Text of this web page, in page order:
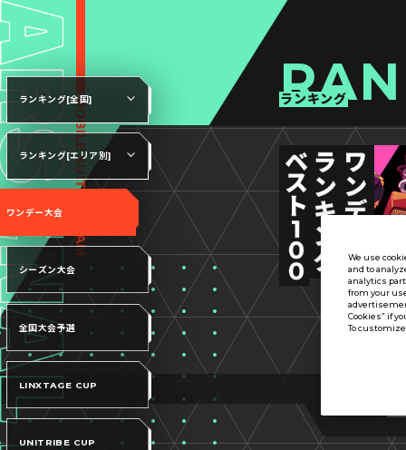
ランキング
ランキング[全国]
ランキング[エリア別]
ワンデー大会
シーズン大会
全国大会予選
LINXTAGE CUP
UNITRIBE CUP
We use
and to
analytics
from your
Cookies” if
To